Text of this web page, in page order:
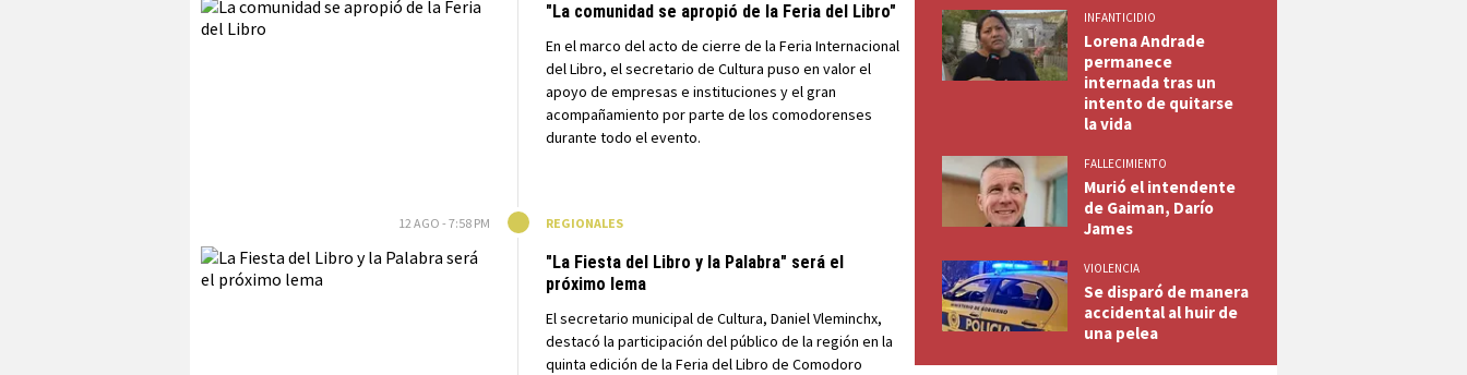
"La comunidad se apropió de la Feria del Libro"
En el marco del acto de cierre de la Feria Internacional
del Libro, el secretario de Cultura puso en valor el
apoyo de empresas e instituciones y el gran
acompañamiento por parte de los comodorenses
durante todo el evento.
12 AGO - 7:58 PM REGIONALES
"La Fiesta del Libro y la Palabra" será el
próximo lema
El secretario municipal de Cultura, Daniel Vleminchx,
destacó la participación del público de la región en la
quinta edición de la Feria del Libro de Comodoro
INFANTICIDIO
Lorena Andrade
permanece
internada tras un
intento de quitarse
la vida
FALLECIMIENTO
Murió el intendente
de Gaiman, Darío
James
VIOLENCIA
Se disparó de manera
accidental al huir de
una pelea